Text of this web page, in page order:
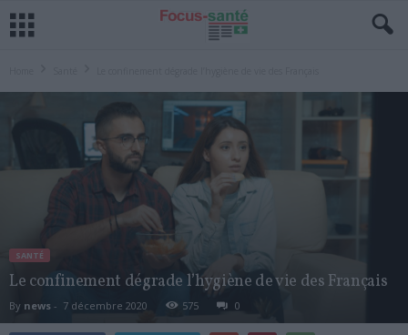
SANTÉ
Le confinement dégrade l’hygiène de vie des Français
By news - 7 décembre 2020 575 0